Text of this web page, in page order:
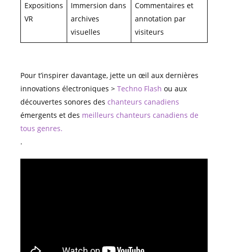
Expositions
VR
Immersion dans
archives
visuelles
Commentaires et
annotation par
visiteurs
Pour t’inspirer davantage, jette un œil aux dernières
innovations électroniques > Techno Flash ou aux
découvertes sonores des chanteurs canadiens
émergents et des meilleurs chanteurs canadiens de
tous genres.
.